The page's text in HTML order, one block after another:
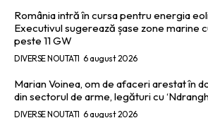
România intră în cursa pentru energia
Executivul sugerează șase zone marine
peste 11 GW
DIVERSE NOUTATI 6 august 2026
Marian Voinea, om de afaceri arestat în
din sectorul de arme, legături cu
DIVERSE NOUTATI 6 august 2026